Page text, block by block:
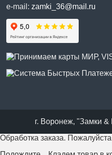
e-mail: zamki_36@mail.ru
г. Воронеж, "Замки
Обработка заказа.